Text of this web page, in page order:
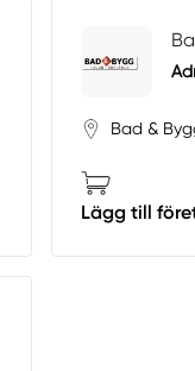
Bad &
Lägg till